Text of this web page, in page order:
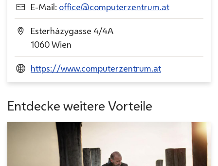
E-Mail: office@computerzentrum.at
Esterházygasse 4/4A
1060 Wien
https://www.computerzentrum.at
Entdecke weitere Vorteile